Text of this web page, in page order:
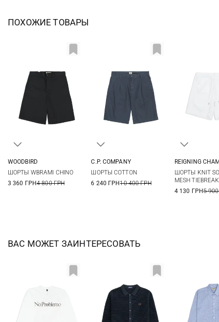
ПОХОЖИЕ ТОВАРЫ
WOODBIRD
ШОРТЫ WBRAMI CHINO
3 360 ГРН4 800 ГРН
C.P. COMPANY
ШОРТЫ COTTON
6 240 ГРН10 400 ГРН
REIGNING
ШОРТЫ KNIT
MESH
4 130 ГРН5
ВАС МОЖЕТ ЗАИНТЕРЕСОВАТЬ